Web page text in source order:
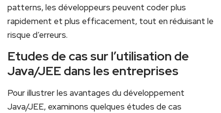
patterns, les développeurs peuvent coder plus
rapidement et plus efficacement, tout en réduisant le
risque d’erreurs.
Etudes de cas sur l’utilisation de
Java/JEE dans les entreprises
Pour ⁣illustrer les‍ avantages⁣ du développement
Java/JEE, examinons quelques études de ⁤cas